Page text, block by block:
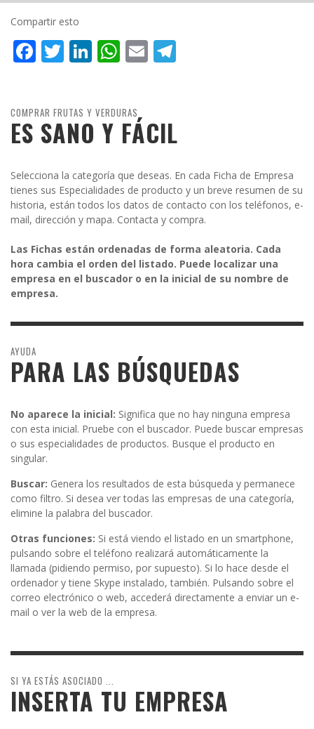
Compartir esto
Facebook
Twitter
LinkedIn
WhatsApp
Email
COMPRAR FRUTAS Y VERDURAS
ES SANO Y FÁCIL
Selecciona la categoría que deseas. En cada Ficha de Empresa
tienes sus Especialidades de producto y un breve resumen de su
historia, están todos los datos de contacto con los teléfonos, e-
mail, dirección y mapa. Contacta y compra.
Las Fichas están ordenadas de forma aleatoria. Cada
hora cambia el orden del listado. Puede localizar una
empresa en el buscador o en la inicial de su nombre de
empresa.
AYUDA
PARA LAS BÚSQUEDAS
No aparece la inicial: Significa que no hay ninguna empresa
con esta inicial. Pruebe con el buscador. Puede buscar empresas
o sus especialidades de productos. Busque el producto en
singular.
Buscar: Genera los resultados de esta búsqueda y permanece
como filtro. Si desea ver todas las empresas de una categoría,
elimine la palabra del buscador.
Otras funciones: Si está viendo el listado en un smartphone,
pulsando sobre el teléfono realizará automáticamente la
llamada (pidiendo permiso, por supuesto). Si lo hace desde el
ordenador y tiene Skype instalado, también. Pulsando sobre el
correo electrónico o web, accederá directamente a enviar un e-
mail o ver la web de la empresa.
SI YA ESTÁS ASOCIADO ...
INSERTA TU EMPRESA